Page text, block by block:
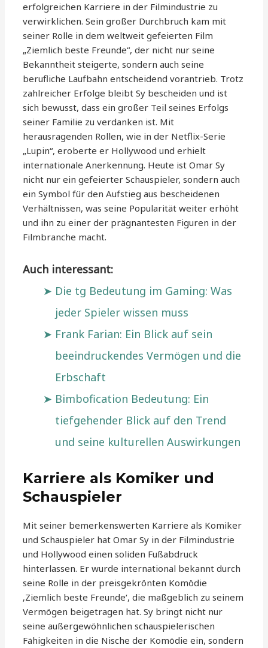
erfolgreichen Karriere in der Filmindustrie zu
verwirklichen. Sein großer Durchbruch kam mit
seiner Rolle in dem weltweit gefeierten Film
„Ziemlich beste Freunde“, der nicht nur seine
Bekanntheit steigerte, sondern auch seine
berufliche Laufbahn entscheidend vorantrieb. Trotz
zahlreicher Erfolge bleibt Sy bescheiden und ist
sich bewusst, dass ein großer Teil seines Erfolgs
seiner Familie zu verdanken ist. Mit
herausragenden Rollen, wie in der Netflix-Serie
„Lupin“, eroberte er Hollywood und erhielt
internationale Anerkennung. Heute ist Omar Sy
nicht nur ein gefeierter Schauspieler, sondern auch
ein Symbol für den Aufstieg aus bescheidenen
Verhältnissen, was seine Popularität weiter erhöht
und ihn zu einer der prägnantesten Figuren in der
Filmbranche macht.
Auch interessant:
Die tg Bedeutung im Gaming: Was
jeder Spieler wissen muss
Frank Farian: Ein Blick auf sein
beeindruckendes Vermögen und die
Erbschaft
Bimbofication Bedeutung: Ein
tiefgehender Blick auf den Trend
und seine kulturellen Auswirkungen
Karriere als Komiker und
Schauspieler
Mit seiner bemerkenswerten Karriere als Komiker
und Schauspieler hat Omar Sy in der Filmindustrie
und Hollywood einen soliden Fußabdruck
hinterlassen. Er wurde international bekannt durch
seine Rolle in der preisgekrönten Komödie
‚Ziemlich beste Freunde‘, die maßgeblich zu seinem
Vermögen beigetragen hat. Sy bringt nicht nur
seine außergewöhnlichen schauspielerischen
Fähigkeiten in die Nische der Komödie ein, sondern